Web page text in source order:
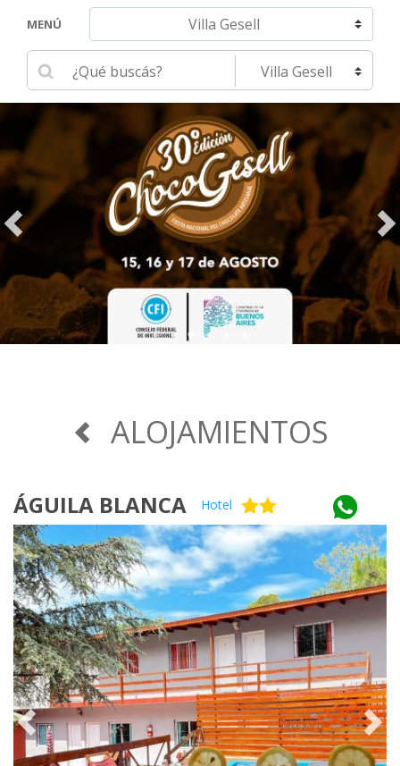
MENÚ Navegar hacia otra localidad
Ingrese su búsqueda Seleccione una localidad
ALOJAMIENTOS
ÁGUILA BLANCA Hotel